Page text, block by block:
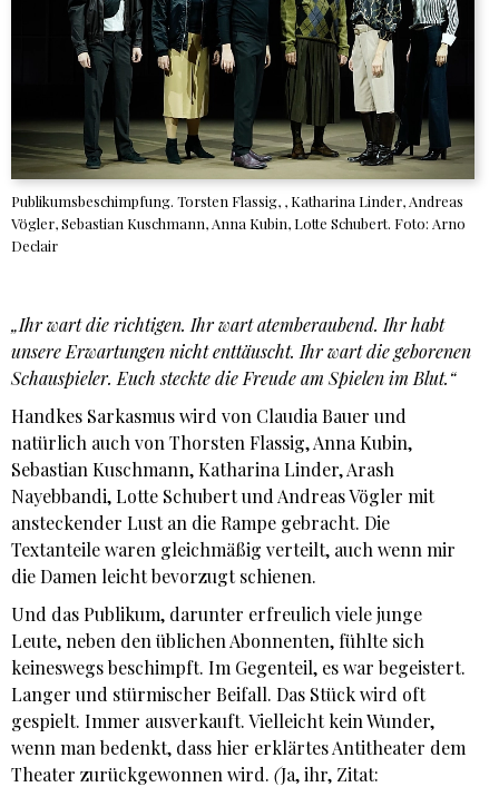
Publikumsbeschimpfung. Torsten Flassig, , Katharina Linder, Andreas
Vögler, Sebastian Kuschmann, Anna Kubin, Lotte Schubert. Foto: Arno
Declair
„Ihr wart die richtigen. Ihr wart atemberaubend. Ihr habt
unsere Erwartungen nicht enttäuscht. Ihr wart die geborenen
Schauspieler. Euch steckte die Freude am Spielen im Blut.“
Handkes Sarkasmus wird von Claudia Bauer und
natürlich auch von Thorsten Flassig, Anna Kubin,
Sebastian Kuschmann, Katharina Linder, Arash
Nayebbandi, Lotte Schubert und Andreas Vögler mit
ansteckender Lust an die Rampe gebracht. Die
Textanteile waren gleichmäßig verteilt, auch wenn mir
die Damen leicht bevorzugt schienen.
Und das Publikum, darunter erfreulich viele junge
Leute, neben den üblichen Abonnenten, fühlte sich
keineswegs beschimpft. Im Gegenteil, es war begeistert.
Langer und stürmischer Beifall. Das Stück wird oft
gespielt. Immer ausverkauft. Vielleicht kein Wunder,
wenn man bedenkt, dass hier erklärtes Antitheater dem
Theater zurückgewonnen wird. (Ja, ihr, Zitat: